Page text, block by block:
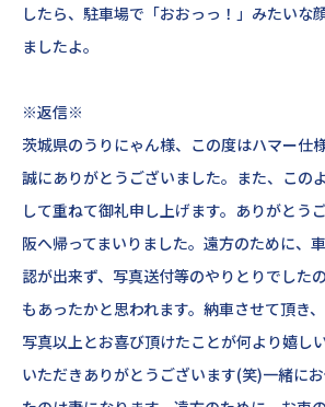
したら、駐車場で「おおっっ！」みたいな
ましたよ。
※返信※
茨城県のうりにゃん様、この度はハマー仕
誠にありがとうございました。また、この
して重ねて御礼申し上げます。ありがとう
阪へ帰ってまいりました。遠方のために、
認が出来ず、写真送付等のやりとりでした
もあったかと思われます。納車させて頂き、
写真以上とお喜び頂けたことが何より嬉し
いただきありがとうございます(笑)一緒に